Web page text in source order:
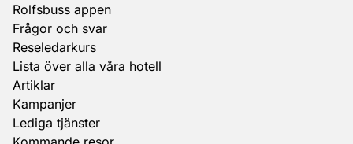
Rolfsbuss appen
Frågor och svar
Reseledarkurs
Lista över alla våra hotell
Artiklar
Kampanjer
Lediga tjänster